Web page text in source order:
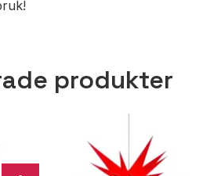
produkter